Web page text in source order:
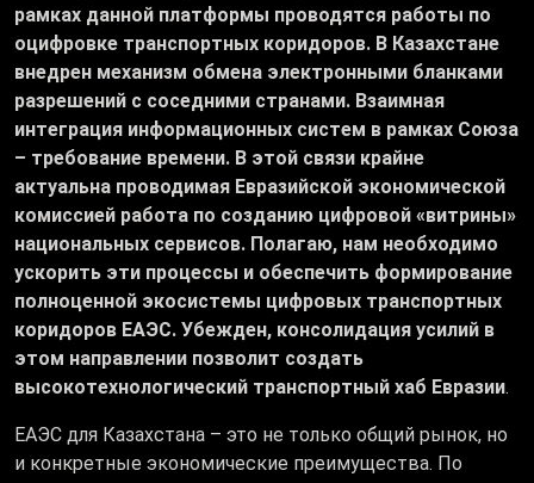
рамках данной платформы проводятся работы по
оцифровке транспортных коридоров. В Казахстане
внедрен механизм обмена электронными бланками
разрешений с соседними странами. Взаимная
интеграция информационных систем в рамках Союза
– требование времени. В этой связи крайне
актуальна проводимая Евразийской экономической
комиссией работа по созданию цифровой «витрины»
национальных сервисов. Полагаю, нам необходимо
ускорить эти процессы и обеспечить формирование
полноценной экосистемы цифровых транспортных
коридоров ЕАЭС. Убежден, консолидация усилий в
этом направлении позволит создать
высокотехнологический транспортный хаб Евразии.
ЕАЭС для Казахстана – это не только общий рынок, но
и конкретные экономические преимущества. По